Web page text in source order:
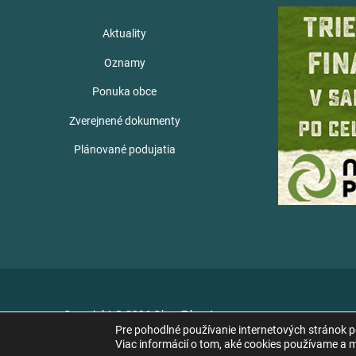
Aktuality
Oznamy
Ponuka obce
Zverejnené dokumenty
Plánované podujatia
Copyright © 2026 Obec Zámutov
Pre pohodlné používanie internetových stránok
Viac informácií o tom, aké cookies používame a